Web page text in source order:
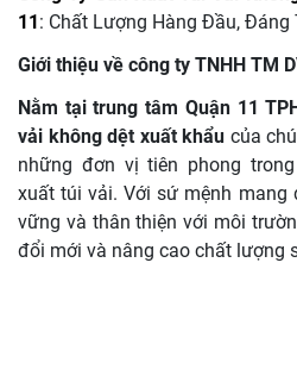
11: Chất Lượng Hàng Đầu, Đáng
Giới thiệu về công ty TNHH TM
Nằm tại trung tâm Quận 11
vải không dệt xuất khẩu của
những đơn vị tiên phong
xuất túi vải. Với sứ mệnh mang
vững và thân thiện với môi
đổi mới và nâng cao chất lượng